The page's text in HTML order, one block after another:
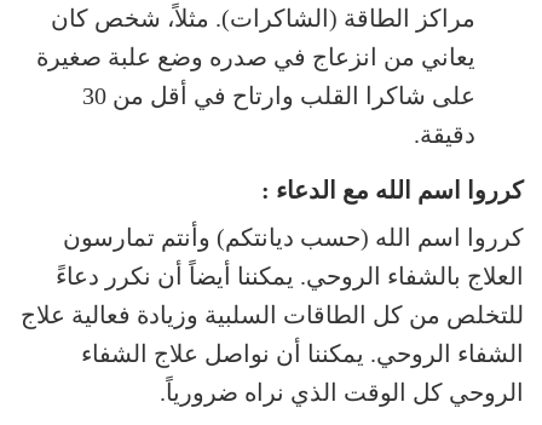
مراكز الطاقة (الشاكرات). مثلاً، شخص كان
يعاني من انزعاج في صدره وضع علبة صغيرة
على شاكرا القلب وارتاح في أقل من 30
دقيقة.
كرروا اسم الله مع الدعاء :
كرروا اسم الله (حسب ديانتكم) وأنتم تمارسون
العلاج بالشفاء الروحي. يمكننا أيضاً أن نكرر دعاءً
للتخلص من كل الطاقات السلبية وزيادة فعالية علاج
الشفاء الروحي. يمكننا أن نواصل علاج الشفاء
الروحي كل الوقت الذي نراه ضرورياً.